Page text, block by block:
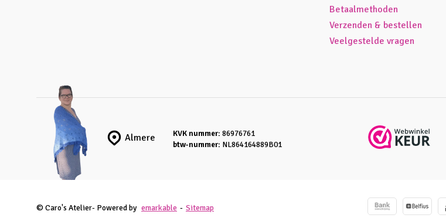
Betaalmethoden
Verzenden & bestellen
Veelgestelde vragen
Almere KVK nummer: 86976761
btw-nummer: NL864164889B01
© Caro's Atelier- Powered by emarkable - Sitemap